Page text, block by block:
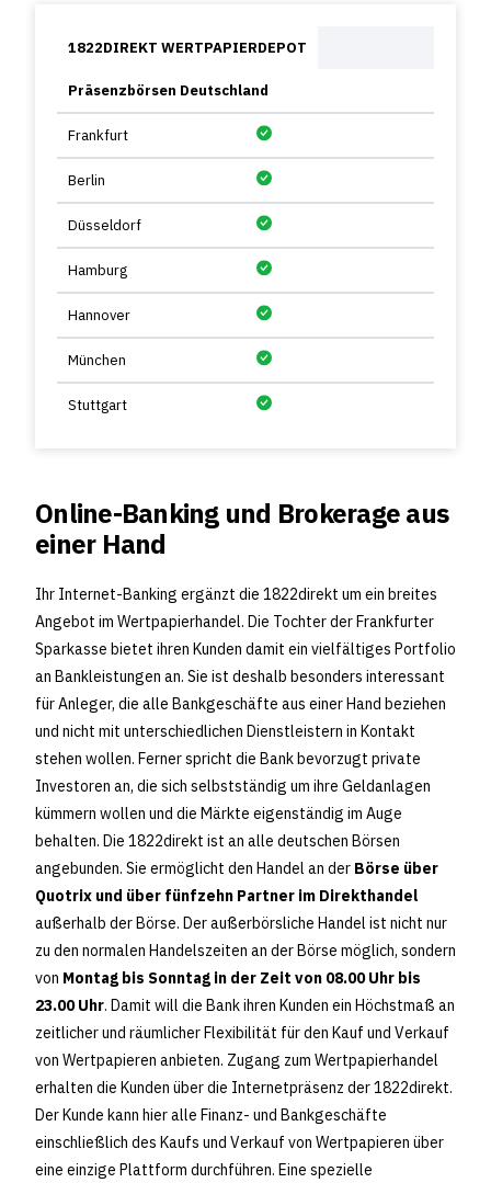
1822DIREKT WERTPAPIERDEPOT
Präsenzbörsen Deutschland
Frankfurt
Berlin
Düsseldorf
Hamburg
Hannover
München
Stuttgart
Online-Banking und Brokerage aus
einer Hand
Ihr Internet-Banking ergänzt die 1822direkt um ein breites
Angebot im Wertpapierhandel. Die Tochter der Frankfurter
Sparkasse bietet ihren Kunden damit ein vielfältiges Portfolio
an Bankleistungen an. Sie ist deshalb besonders interessant
für Anleger, die alle Bankgeschäfte aus einer Hand beziehen
und nicht mit unterschiedlichen Dienstleistern in Kontakt
stehen wollen. Ferner spricht die Bank bevorzugt private
Investoren an, die sich selbstständig um ihre Geldanlagen
kümmern wollen und die Märkte eigenständig im Auge
behalten. Die 1822direkt ist an alle deutschen Börsen
angebunden. Sie ermöglicht den Handel an der Börse über
Quotrix und über fünfzehn Partner im Direkthandel
außerhalb der Börse. Der außerbörsliche Handel ist nicht nur
zu den normalen Handelszeiten an der Börse möglich, sondern
von Montag bis Sonntag in der Zeit von 08.00 Uhr bis
23.00 Uhr. Damit will die Bank ihren Kunden ein Höchstmaß an
zeitlicher und räumlicher Flexibilität für den Kauf und Verkauf
von Wertpapieren anbieten. Zugang zum Wertpapierhandel
erhalten die Kunden über die Internetpräsenz der 1822direkt.
Der Kunde kann hier alle Finanz- und Bankgeschäfte
einschließlich des Kaufs und Verkauf von Wertpapieren über
eine einzige Plattform durchführen. Eine spezielle